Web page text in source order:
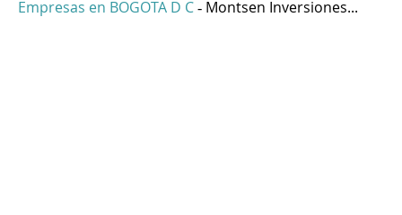
Empresas en BOGOTA D C - Montsen Inversiones...